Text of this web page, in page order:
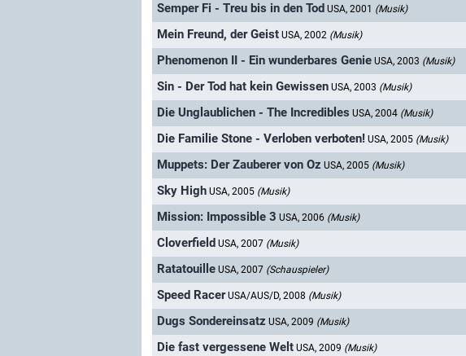
Semper Fi - Treu bis in den Tod USA, 2001 (Musik)
Mein Freund, der Geist USA, 2002 (Musik)
Phenomenon II - Ein wunderbares Genie USA, 2003 (Musik)
Sin - Der Tod hat kein Gewissen USA, 2003 (Musik)
Die Unglaublichen - The Incredibles USA, 2004 (Musik)
Die Familie Stone - Verloben verboten! USA, 2005 (Musik)
Muppets: Der Zauberer von Oz USA, 2005 (Musik)
Sky High USA, 2005 (Musik)
Mission: Impossible 3 USA, 2006 (Musik)
Cloverfield USA, 2007 (Musik)
Ratatouille USA, 2007 (Schauspieler)
Speed Racer USA/AUS/D, 2008 (Musik)
Dugs Sondereinsatz USA, 2009 (Musik)
Die fast vergessene Welt USA, 2009 (Musik)